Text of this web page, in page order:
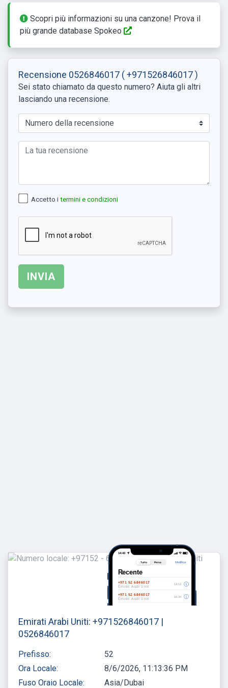
Scopri più informazioni su una canzone! Prova il
più grande database Spokeo
Recensione 0526846017 ( +971526846017 )
Sei stato chiamato da questo numero? Aiuta gli altri
lasciando una recensione.
Accetto i termini e condizioni
Emirati Arabi Uniti: +971526846017 |
0526846017
Prefisso:
52
Ora Locale:
8/6/2026, 11:13:36 PM
Fuso Oraio Locale:
Asia/Dubai